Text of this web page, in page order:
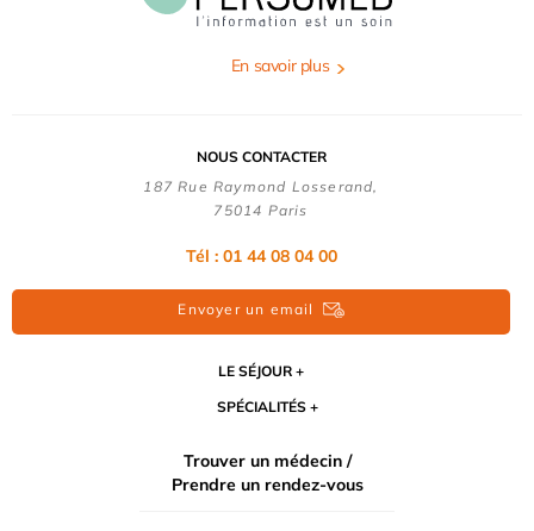
En savoir plus
NOUS CONTACTER
187 Rue Raymond Losserand,
75014 Paris
Tél : 01 44 08 04 00
Envoyer un email
LE SÉJOUR
SPÉCIALITÉS
Trouver un médecin /
Prendre un rendez-vous